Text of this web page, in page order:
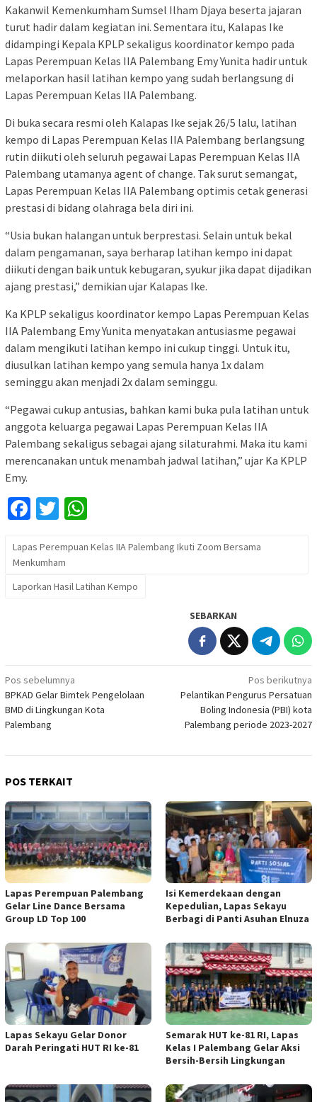
Kakanwil Kemenkumham Sumsel Ilham Djaya beserta jajaran
turut hadir dalam kegiatan ini. Sementara itu, Kalapas Ike
didampingi Kepala KPLP sekaligus koordinator kempo pada
Lapas Perempuan Kelas IIA Palembang Emy Yunita hadir untuk
melaporkan hasil latihan kempo yang sudah berlangsung di
Lapas Perempuan Kelas IIA Palembang.
Di buka secara resmi oleh Kalapas Ike sejak 26/5 lalu, latihan
kempo di Lapas Perempuan Kelas IIA Palembang berlangsung
rutin diikuti oleh seluruh pegawai Lapas Perempuan Kelas IIA
Palembang utamanya agent of change. Tak surut semangat,
Lapas Perempuan Kelas IIA Palembang optimis cetak generasi
prestasi di bidang olahraga bela diri ini.
“Usia bukan halangan untuk berprestasi. Selain untuk bekal
dalam pengamanan, saya berharap latihan kempo ini dapat
diikuti dengan baik untuk kebugaran, syukur jika dapat dijadikan
ajang prestasi,” demikian ujar Kalapas Ike.
Ka KPLP sekaligus koordinator kempo Lapas Perempuan Kelas
IIA Palembang Emy Yunita menyatakan antusiasme pegawai
dalam mengikuti latihan kempo ini cukup tinggi. Untuk itu,
diusulkan latihan kempo yang semula hanya 1x dalam
seminggu akan menjadi 2x dalam seminggu.
“Pegawai cukup antusias, bahkan kami buka pula latihan untuk
anggota keluarga pegawai Lapas Perempuan Kelas IIA
Palembang sekaligus sebagai ajang silaturahmi. Maka itu kami
merencanakan untuk menambah jadwal latihan,” ujar Ka KPLP
Emy.
Facebook
Twitter
Lapas Perempuan Kelas IIA Palembang Ikuti Zoom Bersama
Menkumham
Laporkan Hasil Latihan Kempo
SEBARKAN
Navigasi
pos
Pos sebelumnya
BPKAD Gelar Bimtek Pengelolaan
BMD di Lingkungan Kota
Palembang
Pos berikutnya
Pelantikan Pengurus Persatuan
Boling Indonesia (PBI) kota
Palembang periode 2023-2027
POS TERKAIT
Lapas Perempuan Palembang
Gelar Line Dance Bersama
Group LD Top 100
Isi Kemerdekaan dengan
Kepedulian, Lapas Sekayu
Berbagi di Panti Asuhan Elnuza
Lapas Sekayu Gelar Donor
Darah Peringati HUT RI ke-81
Semarak HUT ke-81 RI, Lapas
Kelas I Palembang Gelar Aksi
Bersih-Bersih Lingkungan